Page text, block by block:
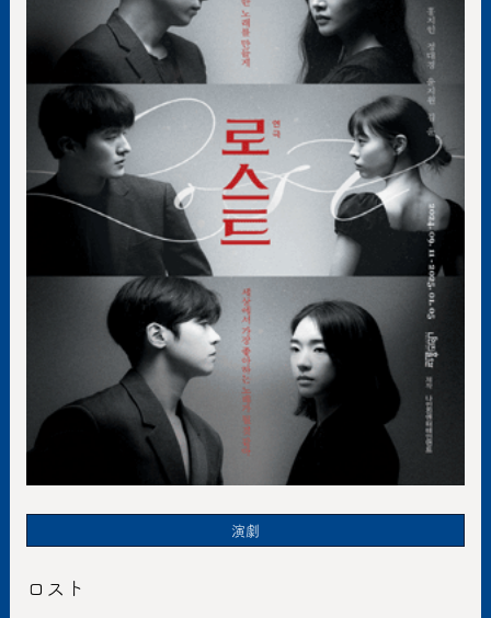
演劇
ロスト